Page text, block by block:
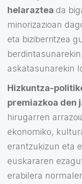
helaraztea da
minorizazioan
eta biziberritzea
askatasunarekin
Hizkuntza-
premiazkoa den
hirugarren
ekonomiko,
erantzukizun eta
euskararen
erabilera